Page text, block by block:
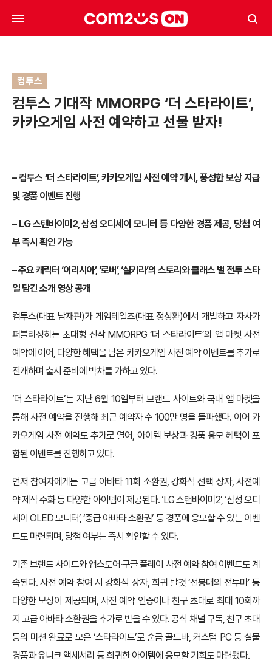
컴투스
컴투스 기대작 MMORPG ‘더 스타라이트’,
카카오게임 사전 예약하고 선물 받자!
– 컴투스 ‘더 스타라이트’, 카카오게임 사전 예약 개시, 풍성한 보상 지급
및 경품 이벤트 진행
– LG 스탠바이미2, 삼성 오디세이 모니터 등 다양한 경품 제공, 당첨 여
부 즉시 확인 가능
– 주요 캐릭터 ‘이리시아’, ‘로버’, ‘실키라’의 스토리와 클래스 별 전투 스타
일 담긴 소개 영상 공개
컴투스(대표 남재관)가 게임테일즈(대표 정성환)에서 개발하고 자사가
퍼블리싱하는 초대형 신작 MMORPG ‘더 스타라이트’의 앱 마켓 사전
예약에 이어, 다양한 혜택을 담은 카카오게임 사전 예약 이벤트를 추가로
전개하며 출시 준비에 박차를 가하고 있다.
‘더 스타라이트’는 지난 6월 10일부터 브랜드 사이트와 국내 앱 마켓을
통해 사전 예약을 진행해 최근 예약자 수 100만 명을 돌파했다. 이어 카
카오게임 사전 예약도 추가로 열어, 아이템 보상과 경품 응모 혜택이 포
함된 이벤트를 진행하고 있다.
먼저 참여자에게는 고급 아바타 11회 소환권, 강화석 선택 상자, 사전예
약 제작 주화 등 다양한 아이템이 제공된다. ‘LG 스탠바이미2’, ‘삼성 오디
세이 OLED 모니터’, ‘중급 아바타 소환권’ 등 경품에 응모할 수 있는 이벤
트도 마련되며, 당첨 여부는 즉시 확인할 수 있다.
기존 브랜드 사이트와 앱스토어·구글 플레이 사전 예약 참여 이벤트도 계
속된다. 사전 예약 참여 시 강화석 상자, 희귀 탈것 ‘선봉대의 전투마’ 등
다양한 보상이 제공되며, 사전 예약 인증이나 친구 초대로 최대 10회까
지 고급 아바타 소환권을 추가로 받을 수 있다. 공식 채널 구독, 친구 초대
등의 미션 완료로 모은 ‘스타라이트’로 순금 골드바, 커스텀 PC 등 실물
경품과 유니크 액세서리 등 희귀한 아이템에 응모할 기회도 마련됐다.